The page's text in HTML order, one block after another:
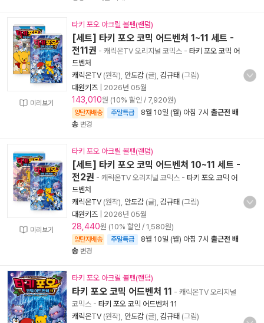
미리보기
타키 포오 아크릴 볼펜(랜덤)
[세트] 타키 포오 코믹 어드벤처 1~11 세트 -
전11권 - 캐릭온TV 오리지널 코믹스 - 타키 포오 코믹 어
드벤처
캐릭온TV (원작), 안도감 (글), 김규태 (그림)
대원키즈
2026년 05월
143,010원 (10% 할인 / 7,920원)
양탄자배송 주말특급 8월 10일 (월) 아침 7시 출근전 배
송 변경
미리보기
타키 포오 아크릴 볼펜(랜덤)
[세트] 타키 포오 코믹 어드벤처 10~11 세트 -
전2권 - 캐릭온TV 오리지널 코믹스 - 타키 포오 코믹 어
드벤처
캐릭온TV (원작), 안도감 (글), 김규태 (그림)
대원키즈
2026년 05월
28,440원 (10% 할인 / 1,580원)
양탄자배송 주말특급 8월 10일 (월) 아침 7시 출근전 배
송 변경
타키 포오 아크릴 볼펜(랜덤)
타키 포오 코믹 어드벤처 11 - 캐릭온TV 오리지널
코믹스 - 타키 포오 코믹 어드벤처 11
캐릭온TV (원작), 안도감 (글), 김규태 (그림)